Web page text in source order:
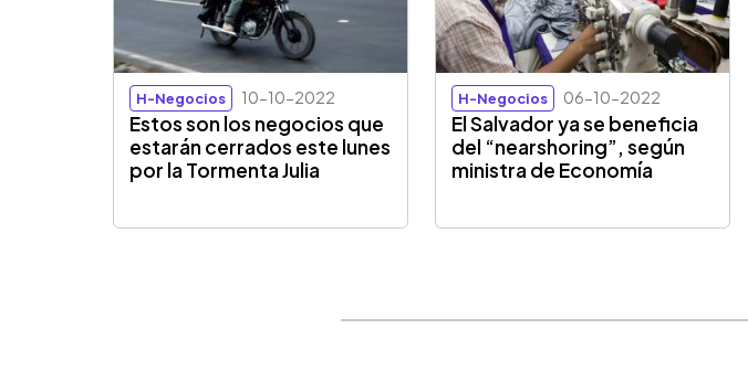
H-Negocios 10-10-2022
Estos son los negocios que
estarán cerrados este lunes
por la Tormenta Julia
H-Negocios 06-10-2022
El Salvador ya se beneficia
del “nearshoring”, según
ministra de Economía